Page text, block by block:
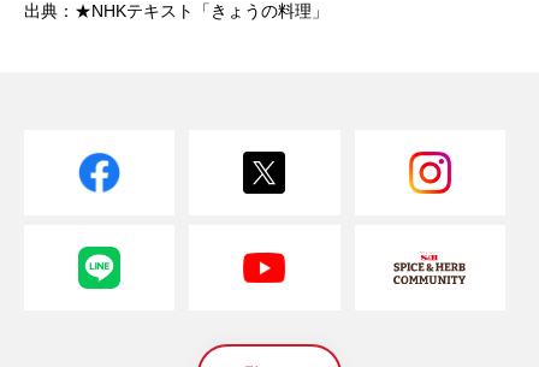
出典：★NHKテキスト「きょうの料理」